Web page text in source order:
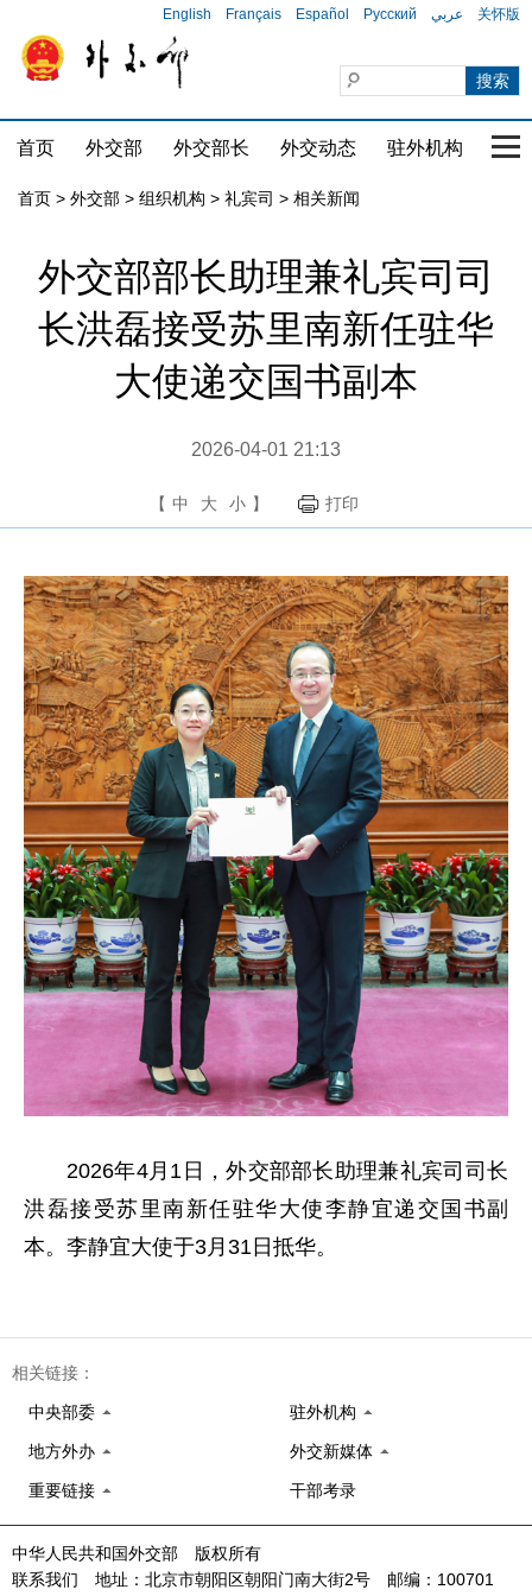
English Français Español Русский عربي 关怀版
首页 外交部 外交部长 外交动态 驻外机构 国
首页 > 外交部 > 组织机构 > 礼宾司 > 相关新闻
外交部部长助理兼礼宾司司
长洪磊接受苏里南新任驻华
大使递交国书副本
2026-04-01 21:13
【 中 大 小 】 打印
2026年4月1日，外交部部长助理兼礼宾司司长
洪磊接受苏里南新任驻华大使李静宜递交国书副
本。李静宜大使于3月31日抵华。
相关链接：
中央部委 驻外机构
地方外办 外交新媒体
重要链接 干部考录
中华人民共和国外交部 版权所有
联系我们 地址：北京市朝阳区朝阳门南大街2号 邮编：100701